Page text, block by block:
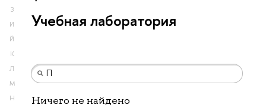
З
И
Й
К
Л
М
Н
Учебная лаборатория
Ничего не найдено